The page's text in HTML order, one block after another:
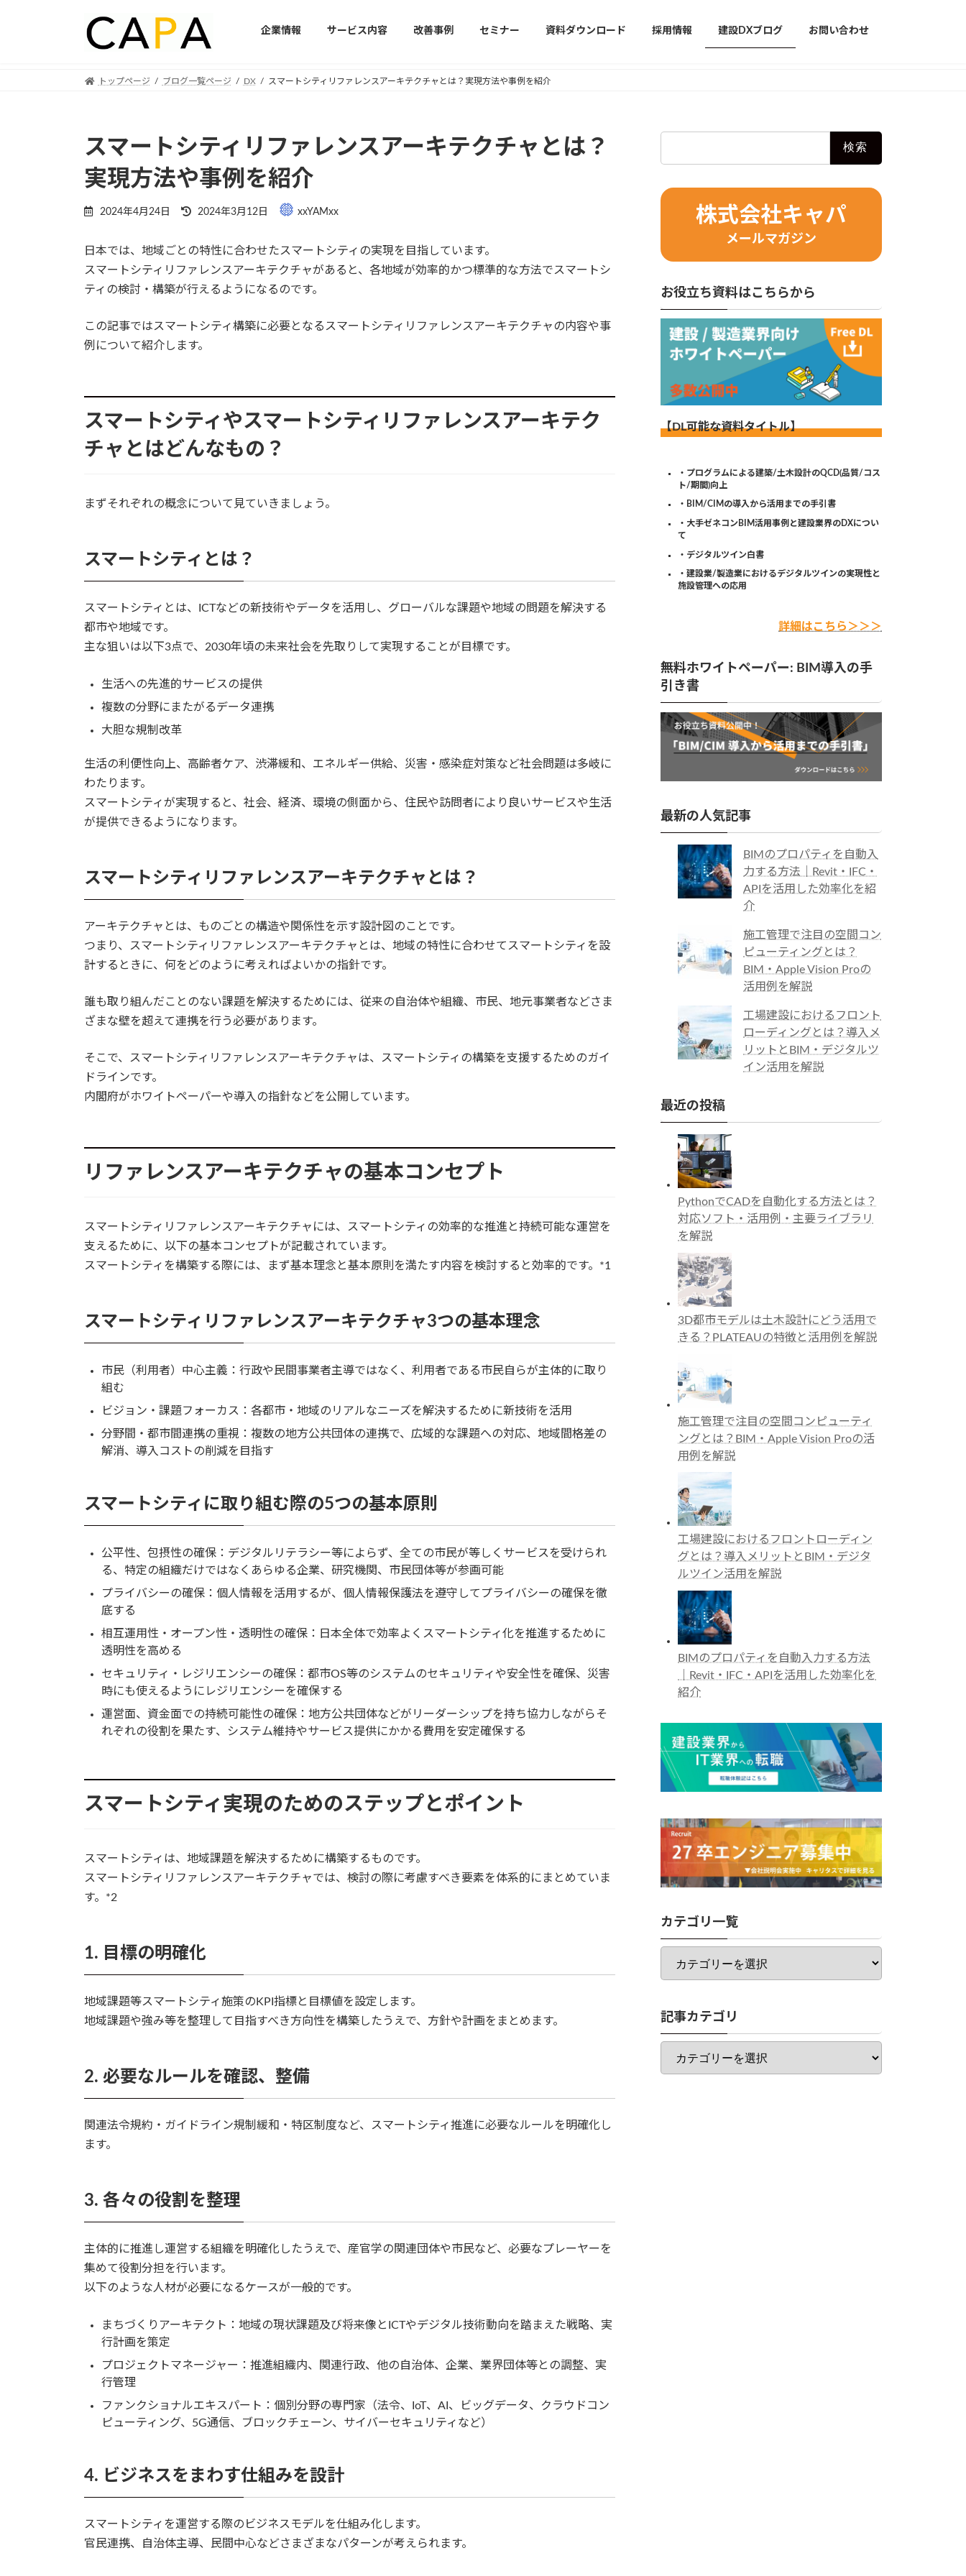
企業情報 サービス内容 改善事例 セミナー 資料ダウンロード 採用情報 建設DXブログ お問い合わせ
トップページ ブログ一覧ページ DX スマートシティリファレンスアーキテクチャとは？実現方法や事例を紹介
スマートシティリファレンスアーキテクチャとは？
実現方法や事例を紹介
2024年4月24日
Last
updated
2024年3月12日 xxYAMxx
日本では、地域ごとの特性に合わせたスマートシティの実現を目指しています。
スマートシティリファレンスアーキテクチャがあると、各地域が効率的かつ標準的な方法でスマートシ
ティの検討・構築が行えるようになるのです。
この記事ではスマートシティ構築に必要となるスマートシティリファレンスアーキテクチャの内容や事
例について紹介します。
スマートシティやスマートシティリファレンスアーキテク
チャとはどんなもの？
まずそれぞれの概念について見ていきましょう。
スマートシティとは？
スマートシティとは、ICTなどの新技術やデータを活用し、グローバルな課題や地域の問題を解決する
都市や地域です。
主な狙いは以下3点で、2030年頃の未来社会を先取りして実現することが目標です。
生活への先進的サービスの提供
複数の分野にまたがるデータ連携
大胆な規制改革
生活の利便性向上、高齢者ケア、渋滞緩和、エネルギー供給、災害・感染症対策など社会問題は多岐に
わたります。
スマートシティが実現すると、社会、経済、環境の側面から、住民や訪問者により良いサービスや生活
が提供できるようになります。
スマートシティリファレンスアーキテクチャとは？
アーキテクチャとは、ものごとの構造や関係性を示す設計図のことです。
つまり、スマートシティリファレンスアーキテクチャとは、地域の特性に合わせてスマートシティを設
計するときに、何をどのように考えればよいかの指針です。
誰も取り組んだことのない課題を解決するためには、従来の自治体や組織、市民、地元事業者などさま
ざまな壁を超えて連携を行う必要があります。
そこで、スマートシティリファレンスアーキテクチャは、スマートシティの構築を支援するためのガイ
ドラインです。
内閣府がホワイトペーパーや導入の指針などを公開しています。
リファレンスアーキテクチャの基本コンセプト
スマートシティリファレンスアーキテクチャには、スマートシティの効率的な推進と持続可能な運営を
支えるために、以下の基本コンセプトが記載されています。
スマートシティを構築する際には、まず基本理念と基本原則を満たす内容を検討すると効率的です。*1
スマートシティリファレンスアーキテクチャ3つの基本理念
市民（利用者）中心主義：行政や民間事業者主導ではなく、利用者である市民自らが主体的に取り
組む
ビジョン・課題フォーカス：各都市・地域のリアルなニーズを解決するために新技術を活用
分野間・都市間連携の重視：複数の地方公共団体の連携で、広域的な課題への対応、地域間格差の
解消、導入コストの削減を目指す
スマートシティに取り組む際の5つの基本原則
公平性、包摂性の確保：デジタルリテラシー等によらず、全ての市民が等しくサービスを受けられ
る、特定の組織だけではなくあらゆる企業、研究機関、市民団体等が参画可能
プライバシーの確保：個人情報を活用するが、個人情報保護法を遵守してプライバシーの確保を徹
底する
相互運用性・オープン性・透明性の確保：日本全体で効率よくスマートシティ化を推進するために
透明性を高める
セキュリティ・レジリエンシーの確保：都市OS等のシステムのセキュリティや安全性を確保、災害
時にも使えるようにレジリエンシーを確保する
運営面、資金面での持続可能性の確保：地方公共団体などがリーダーシップを持ち協力しながらそ
れぞれの役割を果たす、システム維持やサービス提供にかかる費用を安定確保する
スマートシティ実現のためのステップとポイント
スマートシティは、地域課題を解決するために構築するものです。
スマートシティリファレンスアーキテクチャでは、検討の際に考慮すべき要素を体系的にまとめていま
す。*2
1. 目標の明確化
地域課題等スマートシティ施策のKPI指標と目標値を設定します。
地域課題や強み等を整理して目指すべき方向性を構築したうえで、方針や計画をまとめます。
2. 必要なルールを確認、整備
関連法令規約・ガイドライン規制緩和・特区制度など、スマートシティ推進に必要なルールを明確化し
ます。
3. 各々の役割を整理
主体的に推進し運営する組織を明確化したうえで、産官学の関連団体や市民など、必要なプレーヤーを
集めて役割分担を行います。
以下のような人材が必要になるケースが一般的です。
まちづくりアーキテクト：地域の現状課題及び将来像とICTやデジタル技術動向を踏まえた戦略、実
行計画を策定
プロジェクトマネージャー：推進組織内、関連行政、他の自治体、企業、業界団体等との調整、実
行管理
ファンクショナルエキスパート：個別分野の専門家（法令、IoT、AI、ビッグデータ、クラウドコン
ピューティング、5G通信、ブロックチェーン、サイバーセキュリティなど）
4. ビジネスをまわす仕組みを設計
スマートシティを運営する際のビジネスモデルを仕組み化します。
官民連携、自治体主導、民間中心などさまざまなパターンが考えられます。
株式会社キャパ
メールマガジン
お役立ち資料はこちらから
【DL可能な資料タイトル】
・プログラムによる建築/土木設計のQCD(品質/コス
ト/期間)向上
・BIM/CIMの導入から活用までの手引書
・大手ゼネコンBIM活用事例と建設業界のDXについ
て
・デジタルツイン白書
・建設業/製造業におけるデジタルツインの実現性と
施設管理への応用
詳細はこちら＞＞＞
無料ホワイトペーパー: BIM導入の手
引き書
最新の人気記事
BIMのプロパティを自動入
力する方法｜Revit・IFC・
APIを活用した効率化を紹
介
施工管理で注目の空間コン
ピューティングとは？
BIM・Apple Vision Proの
活用例を解説
工場建設におけるフロント
ローディングとは？導入メ
リットとBIM・デジタルツ
イン活用を解説
最近の投稿
PythonでCADを自動化する方法とは？
対応ソフト・活用例・主要ライブラリ
を解説
3D都市モデルは土木設計にどう活用で
きる？PLATEAUの特徴と活用例を解説
施工管理で注目の空間コンピューティ
ングとは？BIM・Apple Vision Proの活
用例を解説
工場建設におけるフロントローディン
グとは？導入メリットとBIM・デジタ
ルツイン活用を解説
BIMのプロパティを自動入力する方法
｜Revit・IFC・APIを活用した効率化を
紹介
カテゴリ一覧
カ
ゴ
一
覧
記事カテゴリ
記
カ